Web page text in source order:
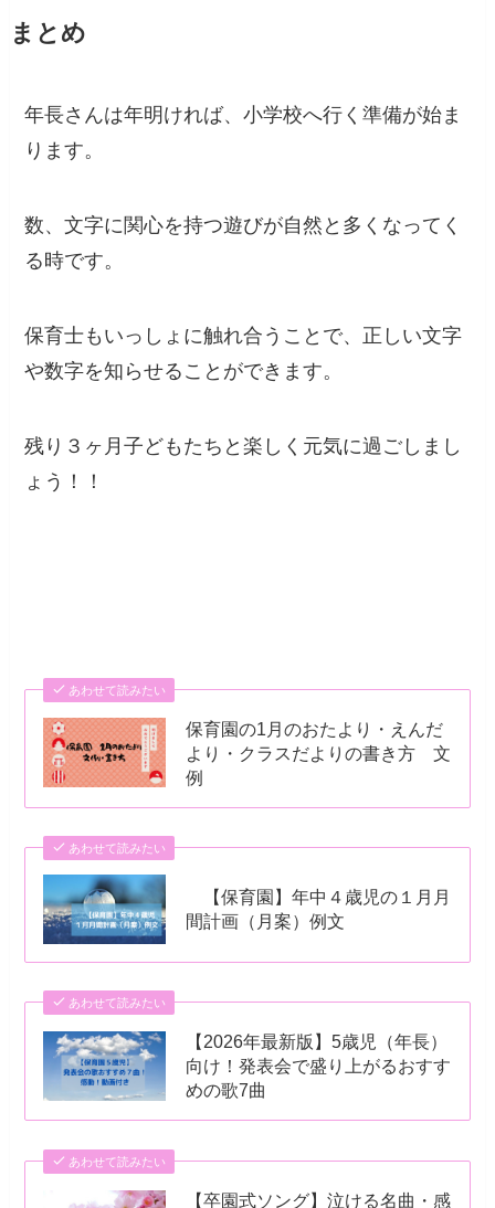
まとめ
年長さんは年明ければ、小学校へ行く準備が始ま
ります。
数、文字に関心を持つ遊びが自然と多くなってく
る時です。
保育士もいっしょに触れ合うことで、正しい文字
や数字を知らせることができます。
残り３ヶ月子どもたちと楽しく元気に過ごしまし
ょう！！
あわせて読みたい
保育園の1月のおたより・えんだ
より・クラスだよりの書き方 文
例
あわせて読みたい
【保育園】年中４歳児の１月月
間計画（月案）例文
あわせて読みたい
【2026年最新版】5歳児（年長）
向け！発表会で盛り上がるおすす
めの歌7曲
あわせて読みたい
【卒園式ソング】泣ける名曲・感